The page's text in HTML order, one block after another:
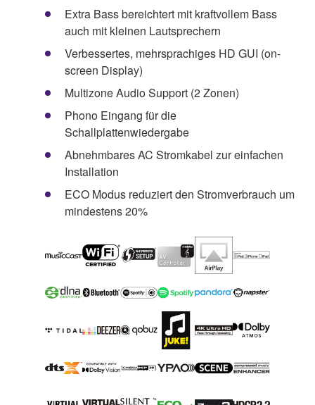
Extra Bass bereichtert mit kraftvollem Bass
auch mit kleinen Lautsprechern
Verbessertes, mehrsprachiges HD GUI (on-
screen Display)
Multizone Audio Support (2 Zonen)
Phono Eingang für die
Schallplattenwiedergabe
Abnehmbares AC Stromkabel zur einfachen
Installation
ECO Modus reduziert den Stromverbrauch um
mindestens 20%